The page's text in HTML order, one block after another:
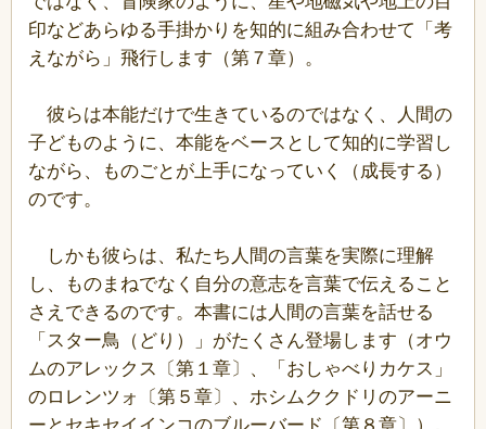
印などあらゆる手掛かりを知的に組み合わせて「考
えながら」飛行します（第７章）。
彼らは本能だけで生きているのではなく、人間の
子どものように、本能をベースとして知的に学習し
ながら、ものごとが上手になっていく（成長する）
のです。
しかも彼らは、私たち人間の言葉を実際に理解
し、ものまねでなく自分の意志を言葉で伝えること
さえできるのです。本書には人間の言葉を話せる
「スター鳥（どり）」がたくさん登場します（オウ
ムのアレックス〔第１章〕、「おしゃべりカケス」
のロレンツォ〔第５章〕、ホシムククドリのアーニ